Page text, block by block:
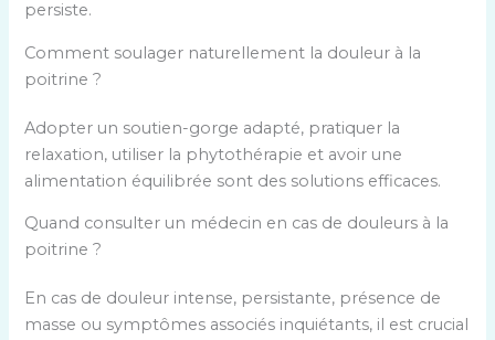
persiste.
Comment soulager naturellement la douleur à la
poitrine ?
Adopter un soutien-gorge adapté, pratiquer la
relaxation, utiliser la phytothérapie et avoir une
alimentation équilibrée sont des solutions efficaces.
Quand consulter un médecin en cas de douleurs à la
poitrine ?
En cas de douleur intense, persistante, présence de
masse ou symptômes associés inquiétants, il est crucial